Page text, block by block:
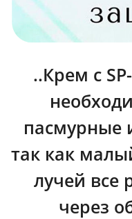
..Крем с
пасмурные
так как
лучей все
через